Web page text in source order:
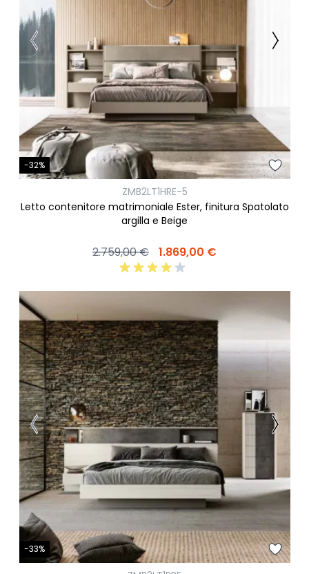
-32%
ZMB2LT1HRE-5
Letto contenitore matrimoniale Ester, finitura Spatolato
argilla e Beige
2.759,00 € 1.869,00 €
-33%